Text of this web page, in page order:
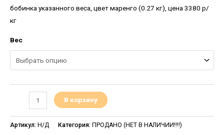
бобинка указанного веса, цвет маренго (0.27 кг), цена 3380 р/
кг
Вес
В корзину
Артикул: Н/Д Категория: ПРОДАНО (НЕТ В НАЛИЧИИ!!!!)